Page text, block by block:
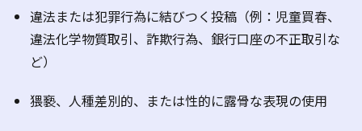
違法または犯罪行為に結びつく投稿（例：児童買春、
違法化学物質取引、詐欺行為、銀行口座の不正取引な
ど）
猥褻、人種差別的、または性的に露骨な表現の使用